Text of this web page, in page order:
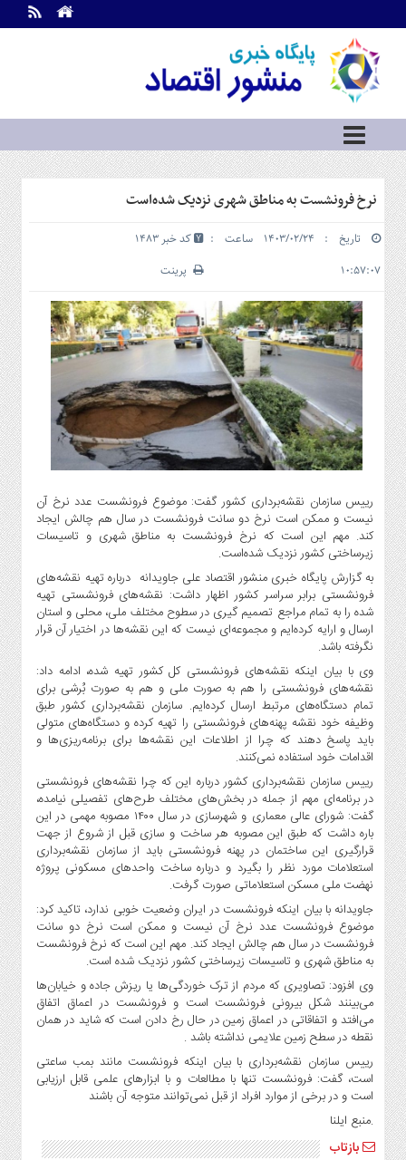
اطلاعات
تماس
ما
درباره
ما
سرویس
ها
بازار
سرمایه
و
بورس
مسکن
و
شهری
گاز
و
پتروشیمی
و
خودرو
استارت
آپ
و
فن
آوری
بانک
،
بیمه
و
ارز
دیجیتال
کشاورزی
و
صنایع
غذایی
سیاسی
و
بین
الملل
نگاه
روز
گوناگون
نرخ فرونشست به مناطق شهری نزدیک شده‌است
تاریخ : ۱۴۰۳/۰۲/۲۴ ساعت :
۱۰:۵۷:۰۷
کد خبر 1483
پرینت
رییس سازمان نقشه‌برداری کشور گفت: موضوع فرونشست عدد نرخ آن
نیست و ممکن است نرخ دو سانت فرونشست در سال هم چالش ایجاد
کند. مهم این است که نرخ فرونشست به مناطق شهری و تاسیسات
زیرساختی کشور نزدیک شده‌است.
به گزارش پایگاه خبری منشور اقتصاد علی جاویدانه درباره تهیه نقشه‌های
فرونشستی برابر سراسر کشور اظهار داشت: نقشه‌های فرونشستی تهیه
شده را به تمام مراجع تصمیم گیری در سطوح مختلف ملی، محلی و استان
ارسال و ارایه کرده‌ایم و مجموعه‌ای نیست که این نقشه‌ها در اختیار آن قرار
نگرفته باشد.
وی با بیان اینکه نقشه‌های فرونشستی کل کشور تهیه شده، ادامه داد:
نقشه‌های فرونشستی را هم به صورت ملی و هم به صورت بُرشی برای
تمام دستگاه‌های مرتبط ارسال کرده‌ایم. سازمان نقشه‌برداری کشور طبق
وظیفه خود نقشه پهنه‌های فرونشستی را تهیه کرده و دستگاه‌های متولی
باید پاسخ دهند که چرا از اطلاعات این نقشه‌ها برای برنامه‌ریزی‌ها و
اقدامات خود استفاده نمی‌کنند.
رییس سازمان نقشه‌برداری کشور درباره این که چرا نقشه‌های فرونشستی
در برنامه‌ای مهم از جمله در بخش‌های مختلف طرح‌های تفصیلی نیامده،
گفت: شورای عالی معماری و شهرسازی در سال ١۴٠٠ مصوبه مهمی در این
باره داشت که طبق این مصوبه هر ساخت و سازی قبل از شروع از جهت
قرارگیری این ساختمان در پهنه فرونشستی باید از سازمان نقشه‌برداری
استعلامات مورد نظر را بگیرد و درباره ساخت واحد‌های مسکونی پروژه
نهضت ملی مسکن استعلاماتی صورت گرفت.
جاویدانه با بیان اینکه فرونشست در ایران وضعیت خوبی ندارد، تاکید کرد:
موضوع فرونشست عدد نرخ آن نیست و ممکن است نرخ دو سانت
فرونشست در سال هم چالش ایجاد کند. مهم این است که نرخ فرونشست
به مناطق شهری و تاسیسات زیرساختی کشور نزدیک شده‌ است.
وی افزود: تصاویری که مردم از ترک خوردگی‌ها یا ریزش‌ جاده و خیابان‌ها
می‌بینند شکل بیرونی فرونشست است و فرونشست در اعماق اتفاق
می‌افتد و اتفاقاتی در اعماق زمین در حال رخ دادن است که شاید در همان
نقطه در سطح زمین علایمی نداشته باشد .
رییس سازمان نقشه‌برداری با بیان اینکه فرونشست مانند بمب ساعتی
است، گفت: فرونشست تنها با مطالعات و با ابزارهای علمی قابل ارزیابی
است و در برخی از موارد افراد از قبل نمی‌توانند متوجه آن باشند
.منبع ایلنا
بازتاب